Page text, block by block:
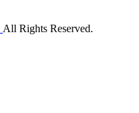
All Rights Reserved.